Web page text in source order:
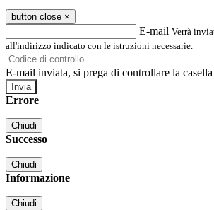
button close ×
E-mail Verrà
all'indirizzo indicato con le istruzioni necessarie.
E-mail inviata, si prega di controllare la
Errore
Chiudi
Successo
Chiudi
Informazione
Chiudi